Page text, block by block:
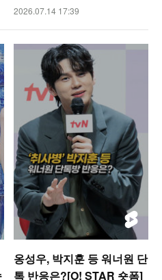
2026.07.14 17:39
옹성우, 박지훈 등 워너원 단
톡 반응은?[O! STAR 숏폼]